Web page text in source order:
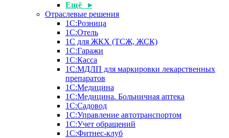
Ещё ▸
Отраслевые решения
1С:Розница
1С:Отель
1С для ЖКХ (ТСЖ, ЖСК)
1С:Гаражи
1С:Касса
1С:МДЛП для маркировки лекарственных
препаратов
1С:Медицина
1С:Медицина. Больничная аптека
1С:Садовод
1С:Управление автотранспортом
1С:Учет обращений
1С:Фитнес-клуб